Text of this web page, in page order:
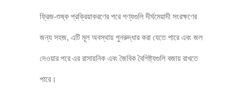
ফ্রিজ-শুষ্ক প্রক্রিয়াকরণের পরে পণ্যগুলি দীর্ঘমেয়াদী সংরক্ষণের
জন্য সহজ, এটি মূল অবস্থায় পুনরুদ্ধার করা যেতে পারে এবং জল
দেওয়ার পরে এর রাসায়নিক এবং জৈবিক বৈশিষ্ট্যগুলি বজায় রাখতে
পারে।